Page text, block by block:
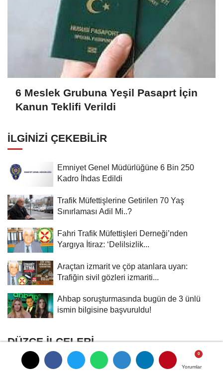
Yorumlar
Yorumlar
6 Meslek Grubuna Yeşil Pasaprt İçin
Kanun Teklifi Verildi
İLGINIZI ÇEKEBILIR
Emniyet Genel Müdürlüğüne 6 Bin 250
Kadro İhdas Edildi
Trafik Müfettişlerine Getirilen 70 Yaş
Sınırlaması Adil Mi..?
Fahri Trafik Müfettişleri Derneği’nden
Yargıya İtiraz: ‘Delilsizlik...
Araçtan izmarit ve çöp atanlara uyarı:
Trafiğin sivil gözleri izmariti...
Ahbap soruşturmasında bugün de 3 ünlü
ismin bilgisine başvuruldu!
DÜZCE İLÇELERI